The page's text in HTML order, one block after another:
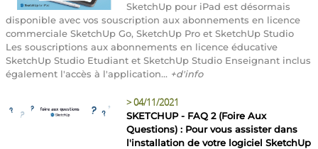
SketchUp pour iPad est désormais
disponible avec vos souscription aux abonnements en licence
commerciale SketchUp Go, SketchUp Pro et SketchUp Studio
Les souscriptions aux abonnements en licence éducative
SketchUp Studio Etudiant et SketchUp Studio Enseignant inclus
également l'accès à l'application... +d'info
>04/11/2021
SKETCHUP - FAQ 2 (Foire Aux
Questions) : Pour vous assister dans
l'installation de votre logiciel SketchUp